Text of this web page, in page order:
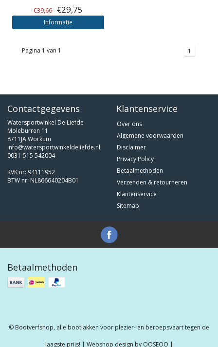
€39,66 €29,75
Informatie
Pagina 1 van 1 1
Contactgegevens
Watersportwinkel De Liefde
Moleburren 11
8711JA Workum
info@watersportwinkeldeliefde.nl
0031-515 542004
KVK nr: 94111952
BTW nr: NL866640204B01
Klantenservice
Over ons
Algemene voorwaarden
Disclaimer
Privacy Policy
Betaalmethoden
Verzenden & retourneren
Klantenservice
Sitemap
Betaalmethoden
© Bootverfshop, alle bootlakken voor plezier- en beroepsvaart tegen de
laagste prijs! | Webshop design by OOSEOO |